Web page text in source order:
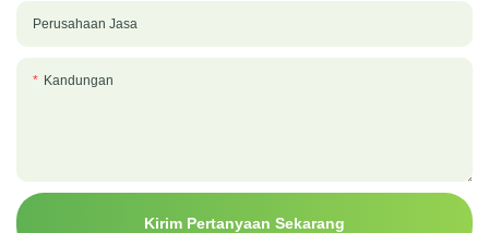
Perusahaan Jasa
Kandungan
Kirim Pertanyaan Sekarang